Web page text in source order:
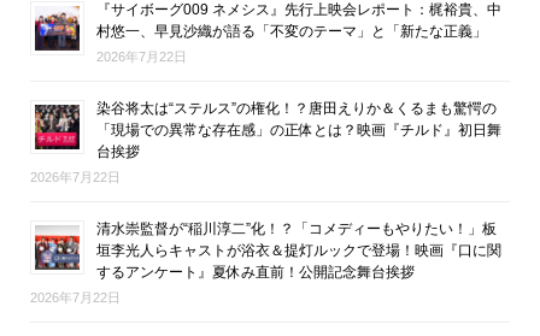
『サイボーグ009 ネメシス』先行上映会レポート：梶裕貴、中
村悠一、早見沙織が語る「不変のテーマ」と「新たな正義」
2026年7月22日
染谷将太は“ステルス”の権化！？唐田えりか＆くるまも驚愕の
「現場での異常な存在感」の正体とは？映画『チルド』初日舞
台挨拶
2026年7月22日
清水崇監督が“稲川淳二”化！？「コメディーもやりたい！」板
垣李光人らキャストが浴衣＆提灯ルックで登場！映画『口に関
するアンケート』夏休み直前！公開記念舞台挨拶
2026年7月22日